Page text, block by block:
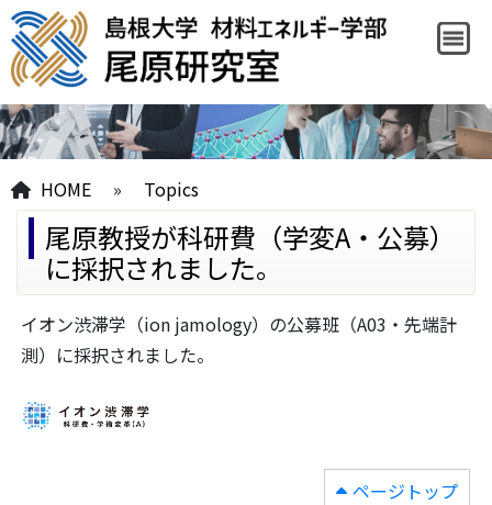
HOME » Topics
尾原教授が科研費（学変A・公募）
に採択されました。
イオン渋滞学（ion jamology）の公募班（A03・先端計
測）に採択されました。
ページトップ